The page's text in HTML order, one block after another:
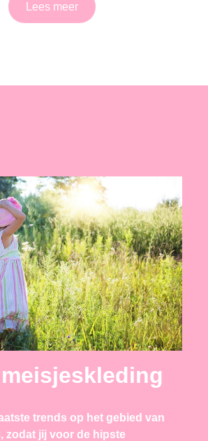
Lees meer
trends op het gebied van
zodat jij voor de hipste